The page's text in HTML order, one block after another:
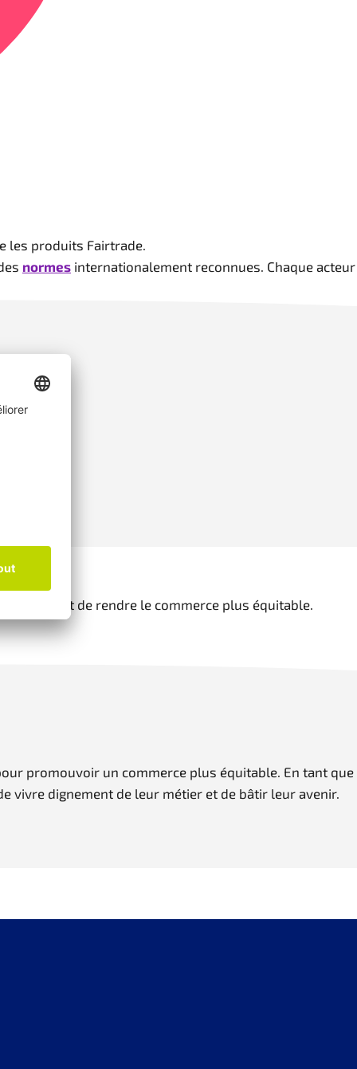
les produits Fairtrade.
normes internationalement reconnues. Chaque acteur
de rendre le commerce plus équitable.
promouvoir un commerce plus équitable. En tant que
vivre dignement de leur métier et de bâtir leur avenir.